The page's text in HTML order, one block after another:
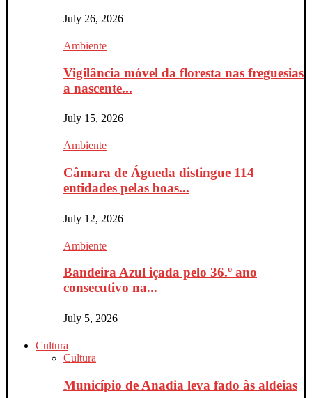
July 26, 2026
Ambiente
Vigilância móvel da floresta nas freguesias
a nascente...
July 15, 2026
Ambiente
Câmara de Águeda distingue 114
entidades pelas boas...
July 12, 2026
Ambiente
Bandeira Azul içada pelo 36.º ano
consecutivo na...
July 5, 2026
Cultura
Cultura
Município de Anadia leva fado às aldeias